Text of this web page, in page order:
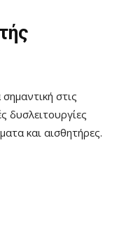
στις
δυσλειτουργίες
και αισθητήρες.